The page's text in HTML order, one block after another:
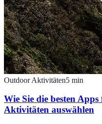
Outdoor Aktivitäten5 min
Wie Sie die besten
Aktivitäten auswählen